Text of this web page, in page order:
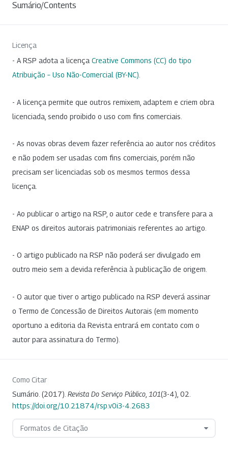
Sumário/Contents
Licença
- A RSP adota a licença Creative Commons (CC) do tipo
Atribuição – Uso Não-Comercial (BY-NC)
- A licença permite que outros remixem, adaptem e criem obra
licenciada, sendo proibido o uso com fins comerciais.
- As novas obras devem fazer referência ao autor nos créditos
e não podem ser usadas com fins comerciais, porém não
precisam ser licenciadas sob os mesmos termos dessa
licença.
- Ao publicar o artigo na RSP, o autor cede e transfere para a
ENAP os direitos autorais patrimoniais referentes ao artigo.
- O artigo publicado na RSP não poderá ser divulgado em
outro meio sem a devida referência à publicação de origem.
- O autor que tiver o artigo publicado na RSP deverá assinar
o Termo de Concessão de Direitos Autorais (em momento
oportuno a editoria da Revista entrará em contato com o
autor para assinatura do Termo).
Como Citar
Sumário. (2017). Revista Do Serviço Público 101(3-4), 02.
https://doi.org/10.21874/rsp.v0i3-4.2683
Formatos de Citação